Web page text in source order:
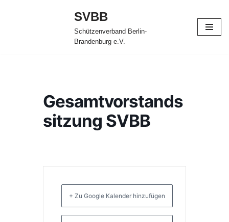
SVBB
Schützenverband Berlin-
Brandenburg e.V.
Gesamtvorstands
sitzung SVBB
+ Zu Google Kalender hinzufügen